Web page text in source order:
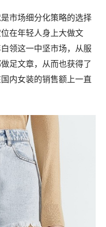
市场细分化策略的选择
在年轻人身上大做文
领这一中坚市场，从服
足文章，从而也获得了
内女装的销售额上一直